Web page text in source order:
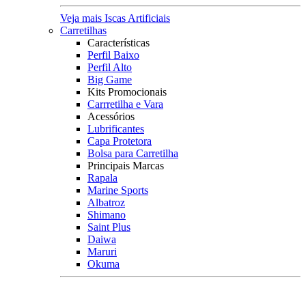
Veja mais Iscas Artificiais
Carretilhas
Características
Perfil Baixo
Perfil Alto
Big Game
Kits Promocionais
Carrretilha e Vara
Acessórios
Lubrificantes
Capa Protetora
Bolsa para Carretilha
Principais Marcas
Rapala
Marine Sports
Albatroz
Shimano
Saint Plus
Daiwa
Maruri
Okuma